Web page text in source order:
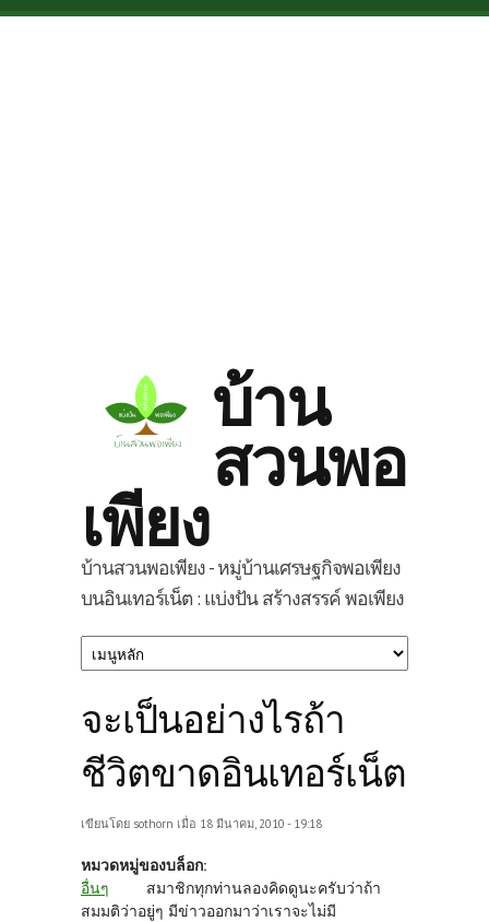
Skip to main content
บ้าน
สวนพอ
เพียง
บ้านสวนพอเพียง - หมู่บ้านเศรษฐกิจพอเพียง
บนอินเทอร์เน็ต : แบ่งปัน สร้างสรรค์ พอเพียง
จะเป็นอย่างไรถ้า
ชีวิตขาดอินเทอร์เน็ต
เขียนโดย sothorn เมื่อ 18 มีนาคม, 2010 - 19:18
หมวดหมู่ของบล็อก:
อื่นๆ
สมาชิกทุกท่านลองคิดดูนะครับว่าถ้า
สมมติว่าอยู่ๆ มีข่าวออกมาว่าเราจะไม่มี